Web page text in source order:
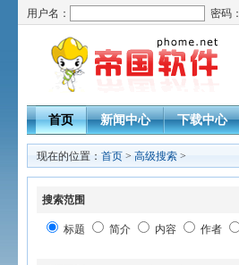
用户名： 密码：
首页 新闻中心 下载中心
现在的位置： 首页 > 高级搜索 >
搜索范围
标题 简介 内容 作者